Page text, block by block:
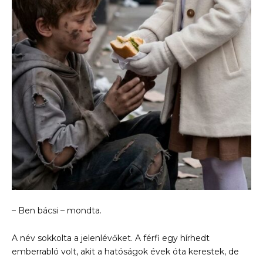
– Ben bácsi – mondta.
A név sokkolta a jelenlévőket. A férfi egy hírhedt
emberrabló volt, akit a hatóságok évek óta kerestek, de